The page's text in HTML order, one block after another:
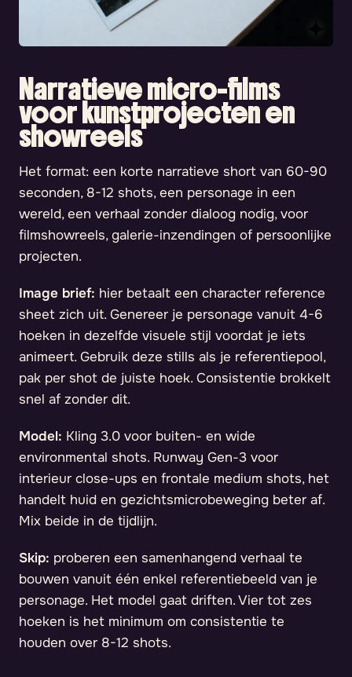
Narratieve micro-films
voor kunstprojecten en
showreels
Het format: een korte narratieve short van 60-90
seconden, 8-12 shots, een personage in een
wereld, een verhaal zonder dialoog nodig, voor
filmshowreels, galerie-inzendingen of persoonlijke
projecten.
Image brief: hier betaalt een character reference
sheet zich uit. Genereer je personage vanuit 4-6
hoeken in dezelfde visuele stijl voordat je iets
animeert. Gebruik deze stills als je referentiepool,
pak per shot de juiste hoek. Consistentie brokkelt
snel af zonder dit.
Model: Kling 3.0 voor buiten- en wide
environmental shots. Runway Gen-3 voor
interieur close-ups en frontale medium shots, het
handelt huid en gezichtsmicrobeweging beter af.
Mix beide in de tijdlijn.
Skip: proberen een samenhangend verhaal te
bouwen vanuit één enkel referentiebeeld van je
personage. Het model gaat driften. Vier tot zes
hoeken is het minimum om consistentie te
houden over 8-12 shots.